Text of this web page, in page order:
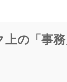
の「事